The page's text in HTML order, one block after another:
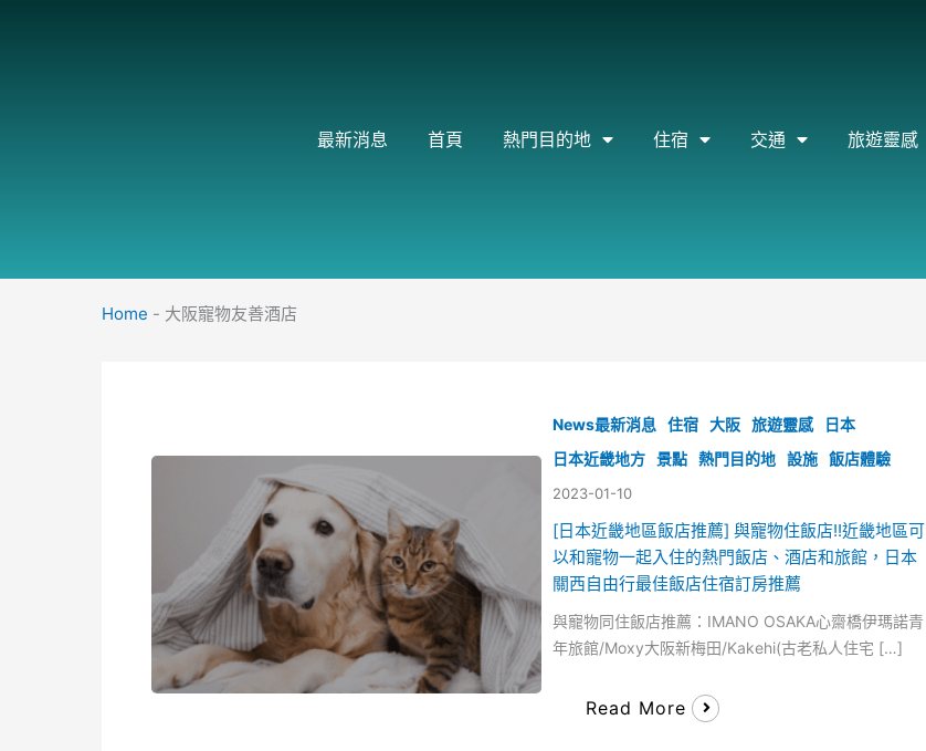
最新消息 首頁 熱門目的地 住宿 交通 旅遊靈感
Home - 大阪寵物友善酒店
News最新消息 住宿 大阪 旅遊靈感
日本
日本近畿地方
景點 熱門目的地 設施 飯店體驗
2023-01-10
[日本近畿地區飯店推薦] 與寵物住飯店!!近畿地區可
以和寵物一起入住的熱門飯店、酒店和旅館，日本
關西自由行最佳飯店住宿訂房推薦
與寵物同住飯店推薦：IMANO OSAKA心齋橋伊瑪諾青
年旅館/Moxy大阪新梅田/Kakehi(古老私人住宅 […]
Read More